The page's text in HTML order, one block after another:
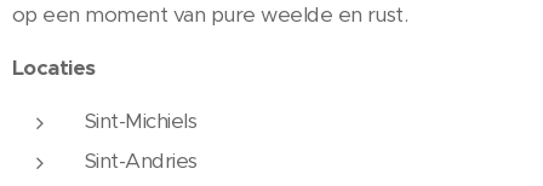
op een moment van pure weelde en rust.
Locaties
Sint-Michiels
Sint-Andries